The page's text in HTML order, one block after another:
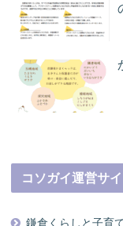
コソガイ運営サイ
鎌倉くらしと子育